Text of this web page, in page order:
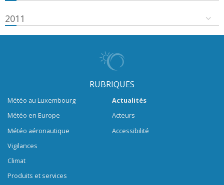
2011
RUBRIQUES
Météo au Luxembourg
Météo en Europe
Météo aéronautique
Vigilances
Climat
Produits et services
Actualités
Acteurs
Accessibilité